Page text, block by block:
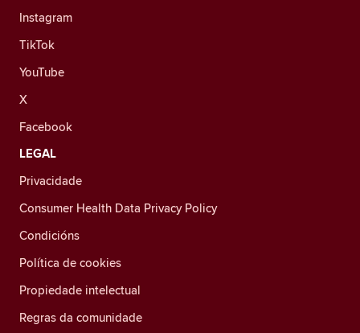
Instagram
TikTok
YouTube
X
Facebook
LEGAL
Privacidade
Consumer Health Data Privacy Policy
Condicións
Política de cookies
Propiedade intelectual
Regras da comunidade